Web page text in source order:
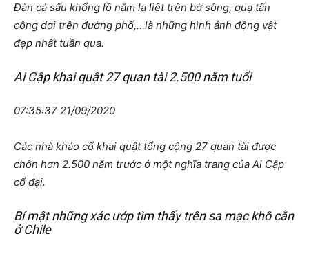
Đàn cá sấu khổng lồ nằm la liệt trên bờ sông, quạ tấn
công dơi trên đường phố,…là những hình ảnh động vật
đẹp nhất tuần qua.
Ai Cập khai quật 27 quan tài 2.500 năm tuổi
07:35:37 21/09/2020
Các nhà khảo cổ khai quật tổng cộng 27 quan tài được
chôn hơn 2.500 năm trước ở một nghĩa trang của Ai Cập
cổ đại.
Bí mật những xác ướp tìm thấy trên sa mạc khô cằn
ở Chile